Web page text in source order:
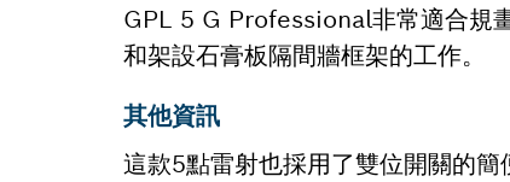
GPL 5 G Professional非常適合規
和架設石膏板隔間牆框架的工作。
其他資訊
這款5點雷射也採用了雙位開關的簡